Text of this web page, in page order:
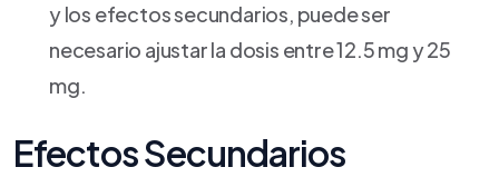
y los efectos secundarios, puede ser
necesario ajustar la dosis entre 12.5 mg y 25
mg.
Efectos Secundarios